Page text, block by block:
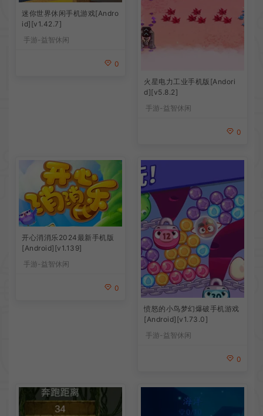
迷你世界休闲手机游戏[Andro
id][v1.42.7]
手游-益智休闲
0
火星电力工业手机版[Andori
d][v5.8.2]
手游-益智休闲
0
开心消消乐2024最新手机版
[Android][v1.139]
手游-益智休闲
0
愤怒的小鸟梦幻爆破手机游戏
[Android][v1.73.0]
手游-益智休闲
0